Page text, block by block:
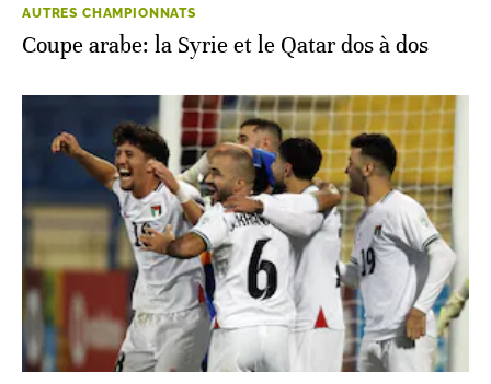
AUTRES CHAMPIONNATS
Coupe arabe: la Syrie et le Qatar dos à dos